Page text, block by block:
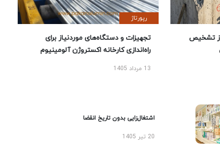
تشخیص
رپورتاژ
تجهیزات و دستگاه‌های موردنیاز برای
راه‌اندازی کارخانه اکستروژن آلومینیوم
13 مرداد 1405
اشتغال‌زایی بدون تاریخ انقضا
20 تیر 1405